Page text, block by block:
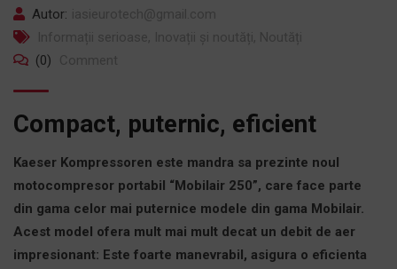
Autor:
(0)
Compact, puternic, eficient
Kaeser Kompressoren este mandra sa prezinte noul
motocompresor portabil “Mobilair 250”, care face parte
din gama celor mai puternice modele din gama Mobilair.
Acest model ofera mult mai mult decat un debit de aer
impresionant: Este foarte manevrabil, asigura o eficienta